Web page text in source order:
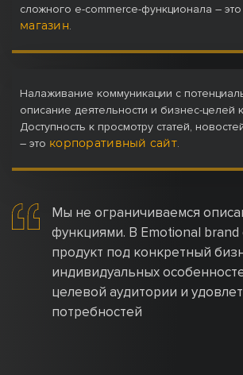
сложного e-commerce-функционала – это
магазин.
Налаживание коммуникации с
описание деятельности и бизнес-целей
Доступность к просмотру статей,
– это корпоративный сайт.
Мы не ограничиваемся
функциями. В Emotional brand
продукт под конкретный
индивидуальных
целевой аудитории и
потребностей